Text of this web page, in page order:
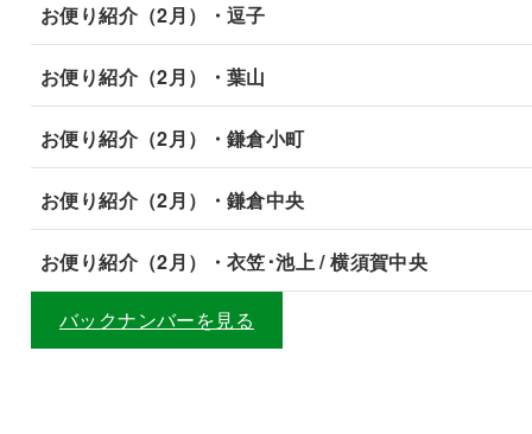
お便り紹介（2月）・逗子
お便り紹介（2月）・葉山
お便り紹介（2月）・鎌倉小町
お便り紹介（2月）・鎌倉中央
お便り紹介（2月）・衣笠･池上 / 横須賀中央
バックナンバーを見る